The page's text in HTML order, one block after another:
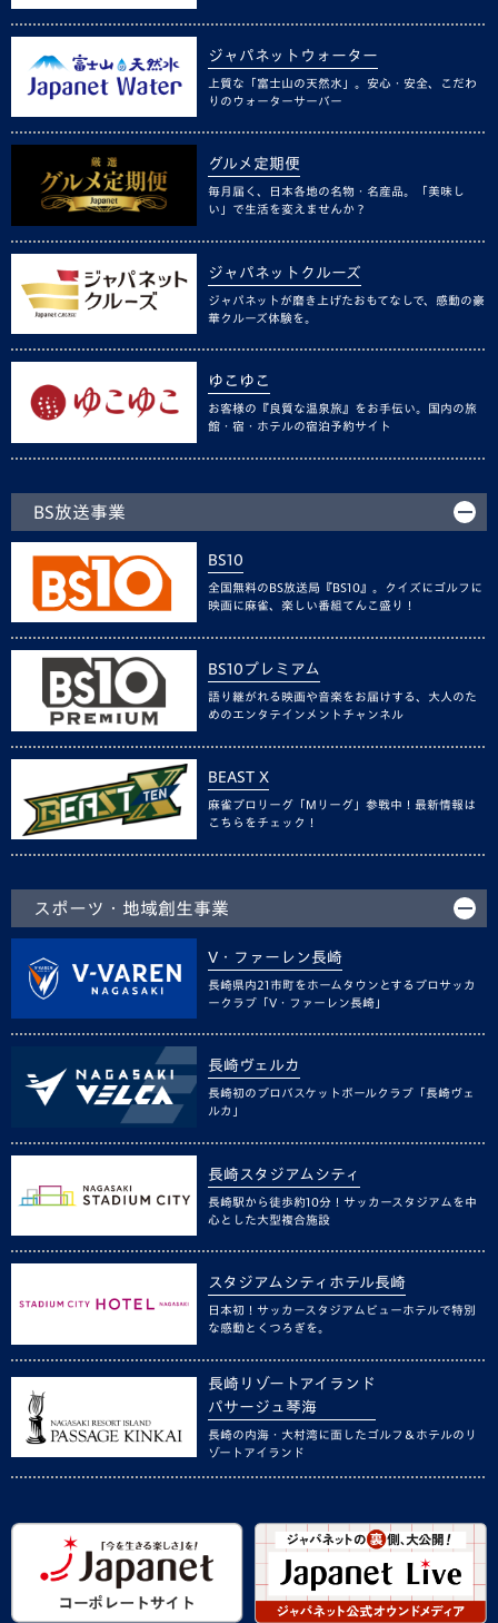
ジャパネットウォーター
上質な「富士山の天然水」。安心・安全、こだわ
りのウォーターサーバー
グルメ定期便
毎月届く、日本各地の名物・名産品。「美味し
い」で生活を変えませんか？
ジャパネットクルーズ
ジャパネットが磨き上げたおもてなしで、感動の豪
華クルーズ体験を。
ゆこゆこ
お客様の『良質な温泉旅』をお手伝い。国内の旅
館・宿・ホテルの宿泊予約サイト
BS放送事業
BS10
全国無料のBS放送局『BS10』。クイズにゴルフに
映画に麻雀、楽しい番組てんこ盛り！
BS10プレミアム
語り継がれる映画や音楽をお届けする、大人のた
めのエンタテインメントチャンネル
BEAST X
麻雀プロリーグ「Mリーグ」参戦中！最新情報は
こちらをチェック！
スポーツ・地域創生事業
V・ファーレン長崎
長崎県内21市町をホームタウンとするプロサッカ
ークラブ「V・ファーレン長崎」
長崎ヴェルカ
長崎初のプロバスケットボールクラブ「長崎ヴェ
ルカ」
長崎スタジアムシティ
長崎駅から徒歩約10分！サッカースタジアムを中
心とした大型複合施設
スタジアムシティホテル長崎
日本初！サッカースタジアムビューホテルで特別
な感動とくつろぎを。
長崎リゾートアイランド
パサージュ琴海
長崎の内海・大村湾に面したゴルフ＆ホテルのリ
ゾートアイランド